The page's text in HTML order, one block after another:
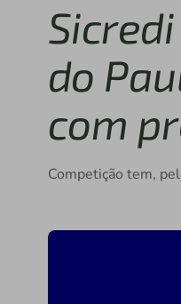
do
com
Competição tem,